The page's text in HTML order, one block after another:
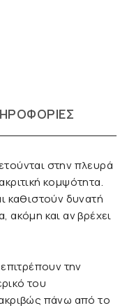
στην πλευρά
κομψότητα.
καθιστούν δυνατή
ακόμη και αν βρέχει
την
του
πάνω από το